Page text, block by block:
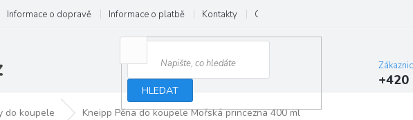
Informace o dopravě Informace o platbě Kontakty O nás
HLEDAT
+420
do koupele Kneipp Pěna do koupele Mořská princezna 400 ml